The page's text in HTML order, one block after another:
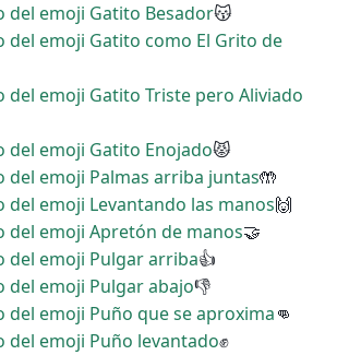
del emoji Gatito Besador😽
del emoji Gatito como El Grito de
del emoji Gatito Triste pero Aliviado
del emoji Gatito Enojado😾
del emoji Palmas arriba juntas🤲
del emoji Levantando las manos🙌
del emoji Apretón de manos🤝
del emoji Pulgar arriba👍
del emoji Pulgar abajo👎
del emoji Puño que se aproxima👊
del emoji Puño levantado✊